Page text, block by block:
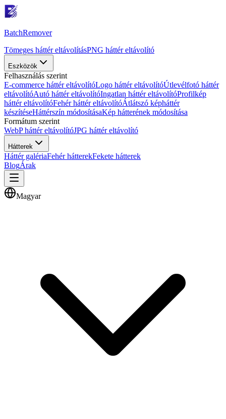
BatchRemover
Tömeges háttér eltávolításPNG háttér eltávolító
Eszközök
Felhasználás szerint
E-commerce háttér eltávolítóLogo háttér eltávolítóÚtlevélfotó háttér
eltávolítóAutó háttér eltávolítóIngatlan háttér eltávolítóProfilkép
háttér eltávolítóFehér háttér eltávolítóÁtlátszó képháttér
készítéseHáttérszín módosításaKép hátterének módosítása
Formátum szerint
WebP háttér eltávolítóJPG háttér eltávolító
Hátterek
Háttér galériaFehér hátterekFekete hátterek
BlogÁrak
Magyar